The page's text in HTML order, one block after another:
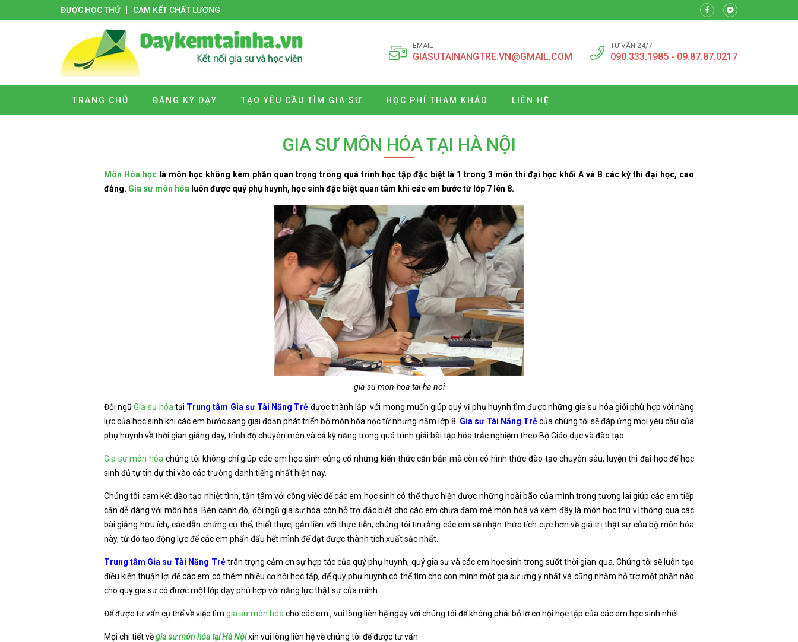
ĐƯỢC HỌC THỬ CAM KẾT CHẤT LƯỢNG
EMAIL
GIASUTAINANGTRE.VN@GMAIL.COM
TƯ VẤN 24/7
090.333.1985 - 09.87.87.0217
TRANG CHỦ ĐĂNG KÝ DẠY TẠO YÊU CẦU TÌM GIA SƯ HỌC PHÍ THAM KHẢO LIÊN HỆ
GIA SƯ MÔN HÓA TẠI HÀ NỘI
Môn Hóa họclà môn học không kém phần quan trọng trong quá trình học tập đặc biệt là 1 trong 3 môn thi đại học khối A và B các kỳ thi đại học, cao
đẳng. Gia sư môn hóa luôn được quý phụ huynh, học sinh đặc biệt quan tâm khi các em bước từ lớp 7 lên 8.
gia-su-mon-hoa-tai-ha-noi
Đội ngũGia sư hóa tại Trung tâm Gia sư Tài Năng Trẻ được thành lập với mong muốn giúp quý vị phụ huynh tìm được những gia sư hóa giỏi phù hợp với năng
lực của học sinh khi các em bước sang giai đoạn phát triển bộ môn hóa học từ nhưng năm lớp 8. Gia sư Tài Năng Trẻcủa chúng tôi sẽ đáp ứng mọi yêu cầu của
phụ huynh về thời gian giảng dạy, trình độ chuyên môn và cả kỹ năng trong quá trình giải bài tập hóa trắc nghiệm theo Bộ Giáo dục và đào tạo.
Gia sư môn hóa chúng tôi không chỉ giúp các em học sinh củng cố những kiến thức căn bản mà còn có hình thức đào tạo chuyên sâu, luyện thi đại học để học
sinh đủ tự tin dự thi vào các trường danh tiếng nhất hiện nay.
Chúng tôi cam kết đào tạo nhiệt tình, tận tâm với công việc để các em học sinh có thể thực hiện được những hoài bão của mình trong tương lai giúp các em tiếp
cận dễ dàng với môn hóa. Bên cạnh đó, đội ngũ gia sư hóa còn hỗ trợ đặc biệt cho các em chưa đam mê môn hóa và xem đây là môn học thú vị thông qua các
bài giảng hữu ích, các dẫn chứng cụ thể, thiết thực, gắn liền với thực tiễn, chúng tôi tin rằng các em sẽ nhận thức tích cực hơn về giá trị thật sự của bộ môn hóa
này, từ đó tạo động lực để các em phấn đấu hết mình để đạt được thành tích xuất sắc nhất.
Trung tâm Gia sư Tài Năng Trẻtrân trọng cảm ơn sự hợp tác của quý phụ huynh, quý gia sư và các em học sinh trong suốt thời gian qua. Chúng tôi sẽ luôn tạo
điều kiện thuận lợi để các em có thêm nhiều cơ hội học tập, để quý phụ huynh có thể tìm cho con mình một gia sư ưng ý nhất và cũng nhằm hỗ trợ một phần nào
cho quý gia sư có được một lớp dạy phù hợp với năng lực thật sự của mình.
Để được tư vấn cụ thể về việc tìm gia sư môn hóa cho các em , vui lòng liên hệ ngay với chúng tôi để không phải bỏ lỡ cơ hội học tập của các em học sinh nhé!
Mọi chi tiết vềgia sư môn hóa tại Hà Nộixin vui lòng liên hệ về chúng tôi để được tư vấn